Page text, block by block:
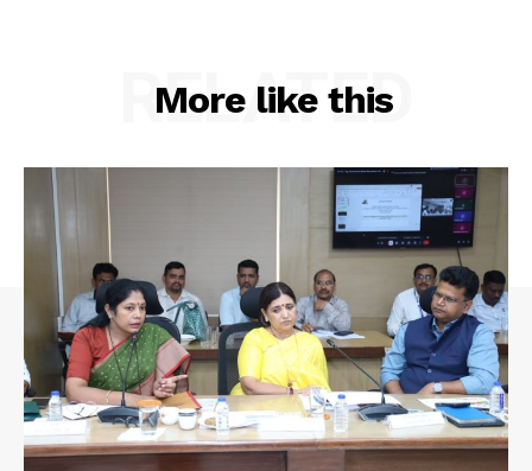
More like this
RELATED